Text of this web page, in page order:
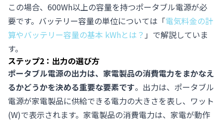
この場合、600Wh以上の容量を持つポータブル電源が必
要です。バッテリー容量の単位については「電気料金の計
算やバッテリー容量の基本 kWhとは？ 」で解説していま
す。
ステップ2：出力の選び方
ポータブル電源の出力は、家電製品の消費電力をまかなえ
るかどうかを決める重要な要素です。出力は、ポータブル
電源が家電製品に供給できる電力の大きさを表し、ワット
(W)で表示されます。家電製品の消費電力は、家電が動作